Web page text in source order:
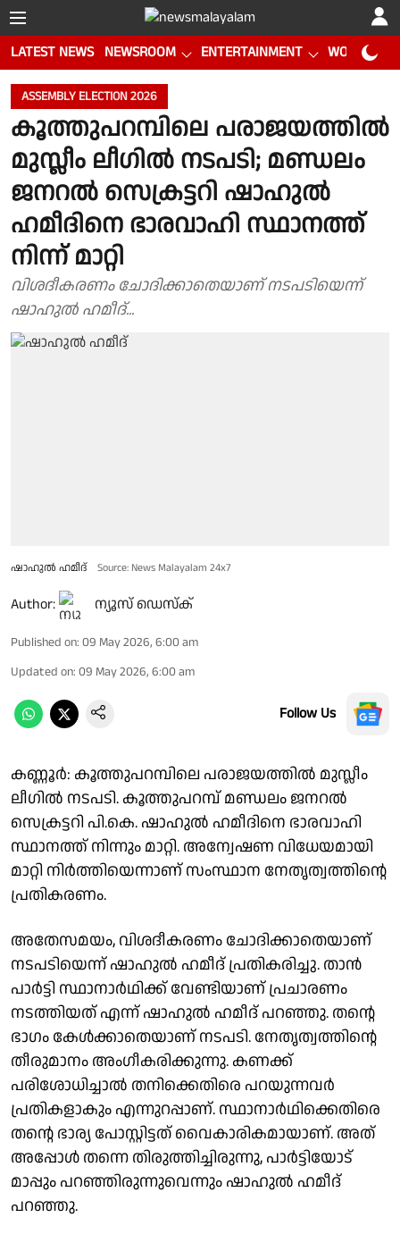
LATEST NEWS NEWSROOM ENTERTAINMENT WORLD CUP
ASSEMBLY ELECTION 2026
കൂത്തുപറമ്പിലെ പരാജയത്തിൽ
മുസ്ലീം ലീഗിൽ നടപടി; മണ്ഡലം
ജനറൽ സെക്രട്ടറി ഷാഹുൽ
ഹമീദിനെ ഭാരവാഹി സ്ഥാനത്ത്
നിന്ന് മാറ്റി
വിശദീകരണം ചോദിക്കാതെയാണ് നടപടിയെന്ന്
ഷാഹുൽ ഹമീദ്...
ഷാഹുൽ ഹമീദ് Source: News Malayalam 24x7
Author: ന്യൂസ് ഡെസ്ക്
Published on: 09 May 2026, 6:00 am
Updated on: 09 May 2026, 6:00 am
Follow Us
കണ്ണൂർ: കൂത്തുപറമ്പിലെ പരാജയത്തിൽ മുസ്ലീം
ലീഗിൽ നടപടി. കൂത്തുപറമ്പ് മണ്ഡലം ജനറൽ
സെക്രട്ടറി പി.കെ. ഷാഹുൽ ഹമീദിനെ ഭാരവാഹി
സ്ഥാനത്ത് നിന്നും മാറ്റി. അന്വേഷണ വിധേയമായി
മാറ്റി നിർത്തിയെന്നാണ് സംസ്ഥാന നേതൃത്വത്തിൻ്റെ
പ്രതികരണം.
അതേസമയം, വിശദീകരണം ചോദിക്കാതെയാണ്
നടപടിയെന്ന് ഷാഹുൽ ഹമീദ് പ്രതികരിച്ചു. താൻ
പാർട്ടി സ്ഥാനാർഥിക്ക് വേണ്ടിയാണ് പ്രചാരണം
നടത്തിയത് എന്ന് ഷാഹുൽ ഹമീദ് പറഞ്ഞു. തൻ്റെ
ഭാഗം കേൾക്കാതെയാണ് നടപടി. നേതൃത്വത്തിൻ്റെ
തീരുമാനം അംഗീകരിക്കുന്നു. കണക്ക്
പരിശോധിച്ചാൽ തനിക്കെതിരെ പറയുന്നവർ
പ്രതികളാകും എന്നുറപ്പാണ്. സ്ഥാനാർഥിക്കെതിരെ
തൻ്റെ ഭാര്യ പോസ്റ്റിട്ടത് വൈകാരികമായാണ്. അത്
അപ്പോൾ തന്നെ തിരുത്തിച്ചിരുന്നു, പാർട്ടിയോട്
മാപ്പും പറഞ്ഞിരുന്നുവെന്നും ഷാഹുൽ ഹമീദ്
പറഞ്ഞു.